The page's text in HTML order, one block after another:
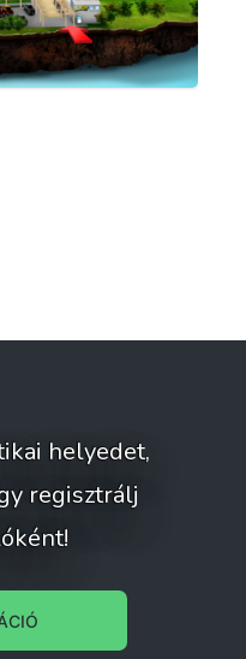
helyedet,
regisztrálj